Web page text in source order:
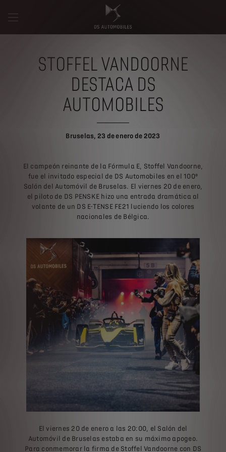
STOFFEL VANDOORNE
DESTACA DS
AUTOMOBILES
Bruselas, 23 de enero de 2023
El campeón reinante de la Fórmula E, Stoffel Vandoorne,
fue el invitado especial de DS Automobiles en el 100º
Salón del Automóvil de Bruselas. El viernes 20 de enero,
el piloto de DS PENSKE hizo una entrada dramática al
volante de un DS E-TENSE FE21 luciendo los colores
nacionales de Bélgica.
El viernes 20 de enero a las 20:00, el Salón del
Automóvil de Bruselas estaba en su máximo apogeo.
Para conmemorar la firma de Stoffel Vandoorne con DS